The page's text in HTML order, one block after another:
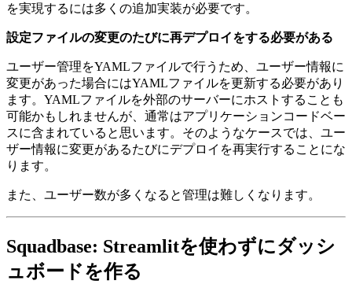
を実現するには多くの追加実装が必要です。
設定ファイルの変更のたびに再デプロイをする必要がある
ユーザー管理をYAMLファイルで行うため、ユーザー情報に
変更があった場合にはYAMLファイルを更新する必要があり
ます。YAMLファイルを外部のサーバーにホストすることも
可能かもしれませんが、通常はアプリケーションコードベー
スに含まれていると思います。そのようなケースでは、ユー
ザー情報に変更があるたびにデプロイを再実行することにな
ります。
また、ユーザー数が多くなると管理は難しくなります。
Squadbase: Streamlitを使わずにダッシ
ュボードを作る